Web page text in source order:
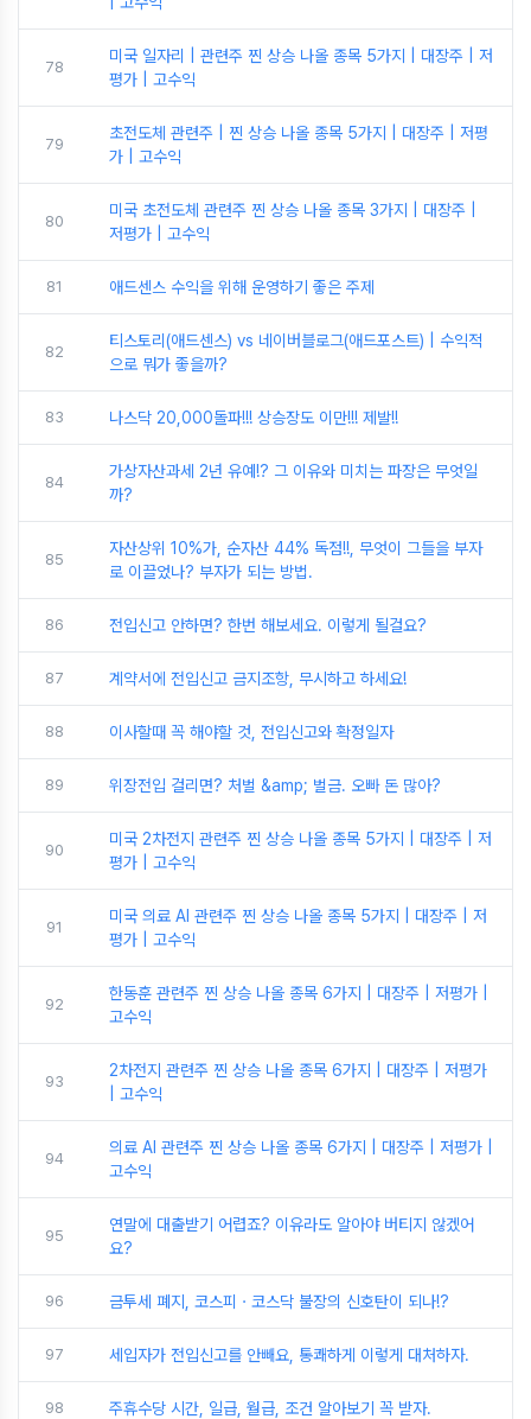
78
미국 일자리 | 관련주 찐 상승 나올 종목 5가지 | 대장주 | 저
평가 | 고수익
79
초전도체 관련주 | 찐 상승 나올 종목 5가지 | 대장주 | 저평
가 | 고수익
80
미국 초전도체 관련주 찐 상승 나올 종목 3가지 | 대장주 |
저평가 | 고수익
81 애드센스 수익을 위해 운영하기 좋은 주제
82
티스토리(애드센스) vs 네이버블로그(애드포스트) | 수익적
으로 뭐가 좋을까?
83 나스닥 20,000돌파!!! 상승장도 이만!!! 제발!!
84
가상자산과세 2년 유예!? 그 이유와 미치는 파장은 무엇일
까?
85
자산상위 10%가, 순자산 44% 독점!!, 무엇이 그들을 부자
로 이끌었나? 부자가 되는 방법.
86 전입신고 안하면? 한번 해보세요. 이렇게 될걸요?
87 계약서에 전입신고 금지조항, 무시하고 하세요!
88 이사할때 꼭 해야할 것, 전입신고와 확정일자
89 위장전입 걸리면? 처벌 &amp; 벌금. 오빠 돈 많아?
90
미국 2차전지 관련주 찐 상승 나올 종목 5가지 | 대장주 | 저
평가 | 고수익
91
미국 의료 AI 관련주 찐 상승 나올 종목 5가지 | 대장주 | 저
평가 | 고수익
92
한동훈 관련주 찐 상승 나올 종목 6가지 | 대장주 | 저평가 |
고수익
93
2차전지 관련주 찐 상승 나올 종목 6가지 | 대장주 | 저평가
| 고수익
94
의료 AI 관련주 찐 상승 나올 종목 6가지 | 대장주 | 저평가 |
고수익
95
연말에 대출받기 어렵죠? 이유라도 알아야 버티지 않겠어
요?
96 금투세 폐지, 코스피ㆍ코스닥 불장의 신호탄이 되나!?
97 세입자가 전입신고를 안빼요, 통쾌하게 이렇게 대처하자.
98 주휴수당 시간, 일급, 월급, 조건 알아보기 꼭 받자.